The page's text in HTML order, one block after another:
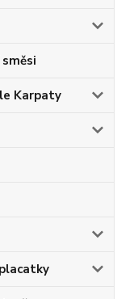
Karpaty